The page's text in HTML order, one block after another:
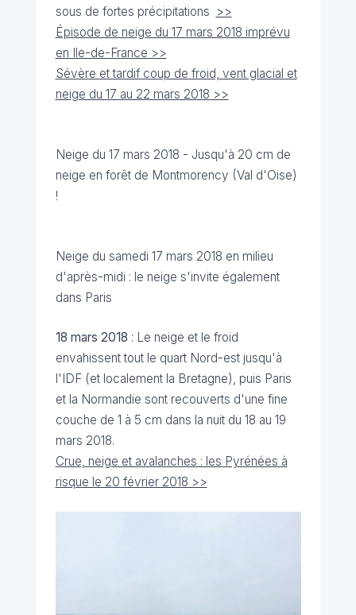
sous de fortes précipitations >>
Épisode de neige du 17 mars 2018 imprévu
en Ile-de-France >>
Sévère et tardif coup de froid, vent glacial et
neige du 17 au 22 mars 2018 >>
Neige du 17 mars 2018 - Jusqu'à 20 cm de
neige en forêt de Montmorency (Val d'Oise)
!
Neige du samedi 17 mars 2018 en milieu
d'après-midi : le neige s'invite également
dans Paris
18 mars 2018 : Le neige et le froid
envahissent tout le quart Nord-est jusqu'à
l'IDF (et localement la Bretagne), puis Paris
et la Normandie sont recouverts d'une fine
couche de 1 à 5 cm dans la nuit du 18 au 19
mars 2018.
Crue, neige et avalanches : les Pyrénées à
risque le 20 février 2018 >>